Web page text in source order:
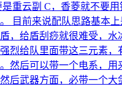
重云副 C，香菱就不要用
目前来说配队思路基本
，给盾刮痧就很难受，水
烈给队里面带这三元素，
然后可以带一个电系，用
后武器方面，必带一个大